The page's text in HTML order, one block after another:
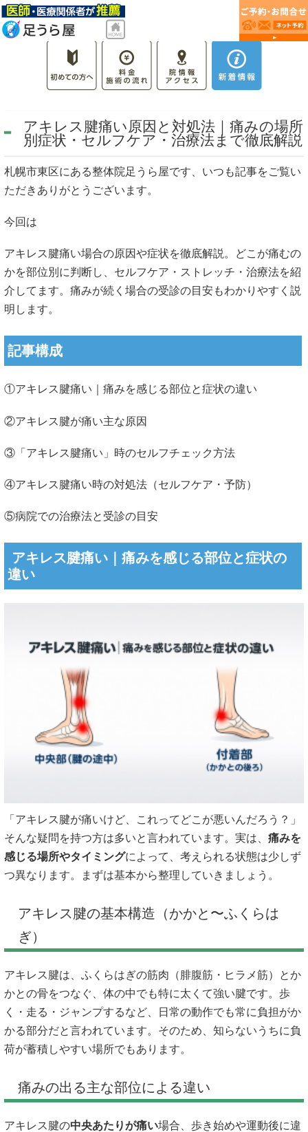
アキレス腱痛い原因と対処法｜痛みの場所
別症状・セルフケア・治療法まで徹底解説
札幌市東区にある整体院足うら屋です、いつも記事をご覧い
ただきありがとうございます。
今回は
アキレス腱痛い場合の原因や症状を徹底解説。どこが痛むの
かを部位別に判断し、セルフケア・ストレッチ・治療法を紹
介してます。痛みが続く場合の受診の目安もわかりやすく説
明します。
記事構成
①アキレス腱痛い｜痛みを感じる部位と症状の違い
②アキレス腱が痛い主な原因
③「アキレス腱痛い」時のセルフチェック方法
④アキレス腱痛い時の対処法（セルフケア・予防）
⑤病院での治療法と受診の目安
アキレス腱痛い｜痛みを感じる部位と症状の
違い
「アキレス腱が痛いけど、これってどこが悪いんだろう？」
そんな疑問を持つ方は多いと言われています。実は、 痛みを
感じる場所やタイミングによって、考えられる状態は少しず
つ異なります。まずは基本から整理していきましょう。
アキレス腱の基本構造（かかと〜ふくらは
ぎ）
アキレス腱は、ふくらはぎの筋肉（腓腹筋・ヒラメ筋）とか
かとの骨をつなぐ、体の中でも特に太くて強い腱です。歩
く・走る・ジャンプするなど、日常の動作でも常に負担がか
かる部分だと言われています。そのため、知らないうちに負
荷が蓄積しやすい場所でもあります。
痛みの出る主な部位による違い
アキレス腱の中央あたりが痛い場合、歩き始めや運動後に違